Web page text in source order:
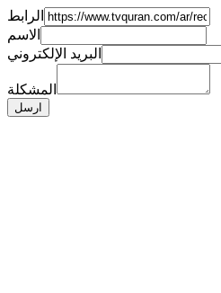
الرابط
الاسم
البريد الإلكتروني
المشكلة
ارسل